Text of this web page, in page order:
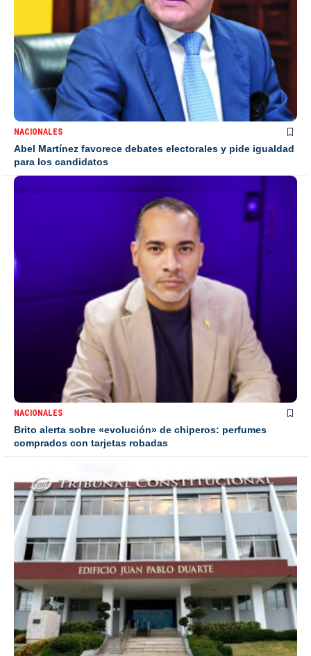
NACIONALES
Abel Martínez favorece debates electorales y pide igualdad
para los candidatos
NACIONALES
Brito alerta sobre «evolución» de chiperos: perfumes
comprados con tarjetas robadas